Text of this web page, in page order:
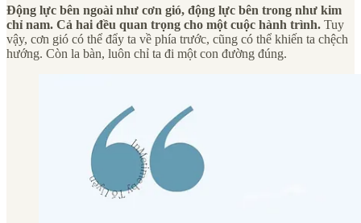
Động lực bên ngoài như cơn gió, động lực bên trong như kim
chỉ nam. Cả hai đều quan trọng cho một cuộc hành trình. Tuy
vậy, cơn gió có thể đẩy ta về phía trước, cũng có thể khiến ta chệch
hướng. Còn la bàn, luôn chỉ ta đi một con đường đúng.